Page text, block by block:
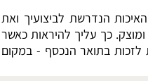
הנדרשת לביצועיך ואת
כך עליך להיראות כאשר
בתואר הנכסף - במקום